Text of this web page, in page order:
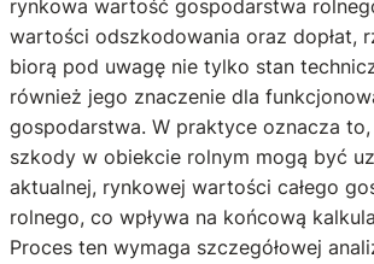
rynkowa wartość gospodarstwa
wartości odszkodowania oraz dopłat,
biorą pod uwagę nie tylko stan
również jego znaczenie dla
gospodarstwa. W praktyce oznacza to,
szkody w obiekcie rolnym mogą być
aktualnej, rynkowej wartości całego
rolnego, co wpływa na końcową
Proces ten wymaga szczegółowej